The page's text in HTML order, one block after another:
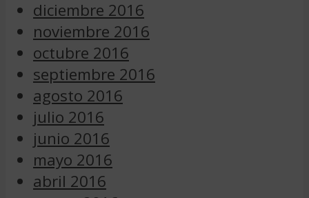
diciembre 2016
noviembre 2016
octubre 2016
septiembre 2016
agosto 2016
julio 2016
junio 2016
mayo 2016
abril 2016